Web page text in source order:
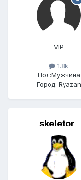
VIP
1.8k
Пол:Мужчина
Город: Ryazan
skeletor